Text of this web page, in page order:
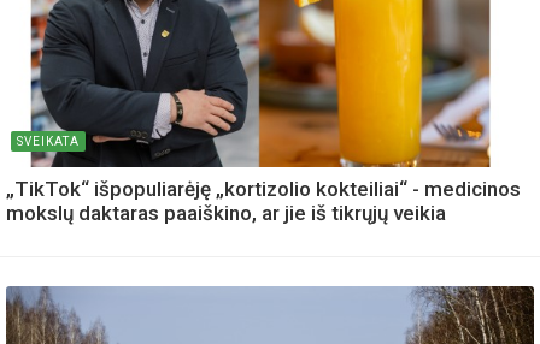
SVEIKATA
„TikTok“ išpopuliarėję „kortizolio kokteiliai“ - medicinos
mokslų daktaras paaiškino, ar jie iš tikrųjų veikia